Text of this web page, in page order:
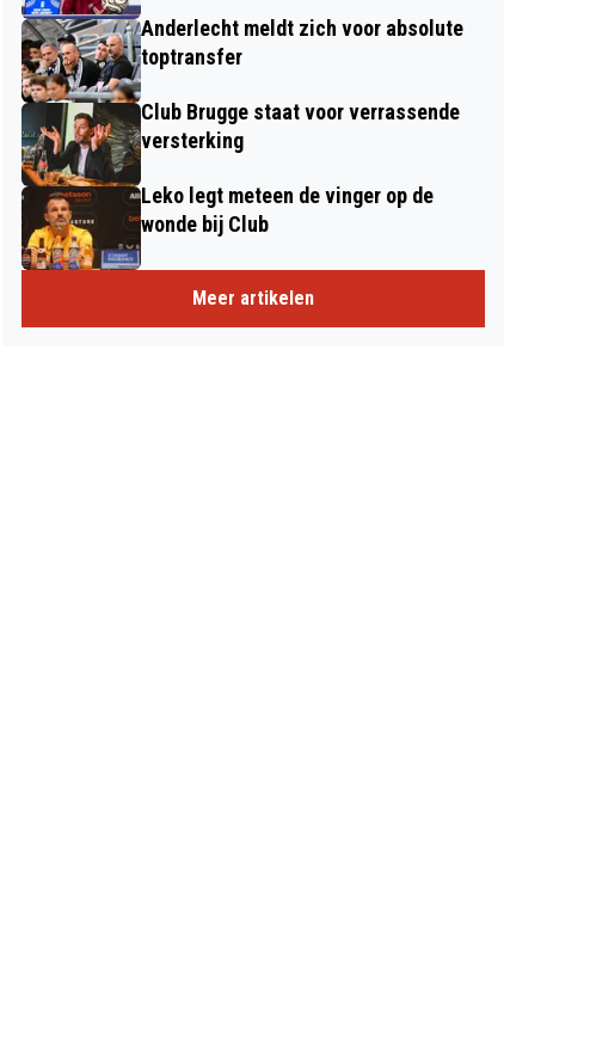
Anderlecht meldt zich voor absolute
toptransfer
Club Brugge staat voor verrassende
versterking
Leko legt meteen de vinger op de
wonde bij Club
Meer artikelen